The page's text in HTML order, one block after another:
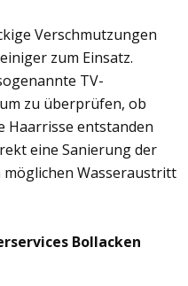
Verschmutzungen
zum Einsatz.
TV-
zu überprüfen, ob
Haarrisse entstanden
eine Sanierung der
Wasseraustritt
Bollacken